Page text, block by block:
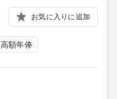
お気に入りに追加
高額年俸